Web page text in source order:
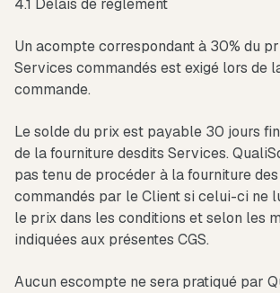
4.1 Délais de règlement
Un acompte correspondant à 30% du
Services commandés est exigé lors de
commande.
Le solde du prix est payable 30 jours
de la fourniture desdits Services.
pas tenu de procéder à la fourniture
commandés par le Client si celui-ci ne
le prix dans les conditions et selon les
indiquées aux présentes CGS.
Aucun escompte ne sera pratiqué par